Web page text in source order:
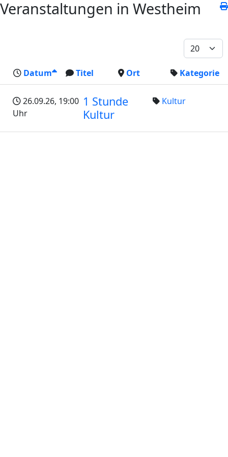
Veranstaltungen in Westheim
Datum Titel Ort Kategorie
26.09.26, 19:00
Uhr
1 Stunde
Kultur
Kultur